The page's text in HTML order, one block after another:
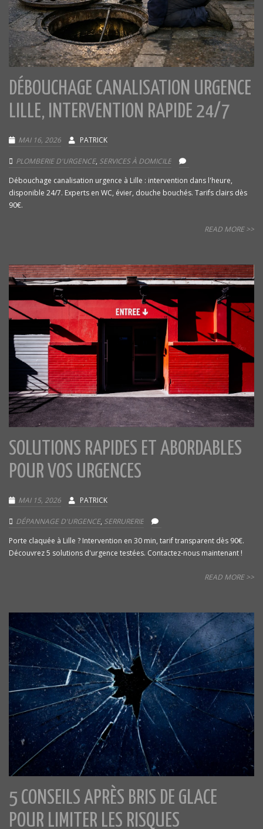
DÉBOUCHAGE CANALISATION URGENCE
LILLE, INTERVENTION RAPIDE 24/7
MAI 16, 2026 PATRICK
PLOMBERIE D'URGENCE, SERVICES À DOMICILE
Débouchage canalisation urgence à Lille : intervention dans l'heure,
disponible 24/7. Experts en WC, évier, douche bouchés. Tarifs clairs dès
90€.
READ MORE >>
SOLUTIONS RAPIDES ET ABORDABLES
POUR VOS URGENCES
MAI 15, 2026 PATRICK
DÉPANNAGE D'URGENCE, SERRURERIE
Porte claquée à Lille ? Intervention en 30 min, tarif transparent dès 90€.
Découvrez 5 solutions d'urgence testées. Contactez-nous maintenant !
READ MORE >>
5 CONSEILS APRÈS BRIS DE GLACE
POUR LIMITER LES RISQUES